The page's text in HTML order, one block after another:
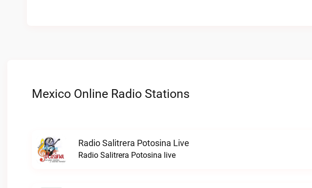
Mexico Online Radio Stations
Radio Salitrera Potosina Live
Radio Salitrera Potosina live